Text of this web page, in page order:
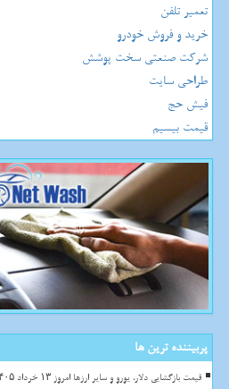
تعمیر تلفن
خرید و فروش خودرو
شرکت صنعتی سخت پوشش
طراحی سایت
فیش حج
قیمت بیسیم
پربیننده ترین ها
قیمت بازگشایی دلار، یورو و سایر ارزها امروز ۱۳ خرداد ۱۴۰۵ به همراه جدول